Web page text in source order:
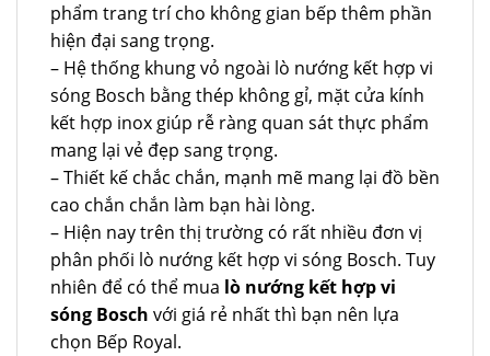
phẩm trang trí cho không gian bếp thêm phần
hiện đại sang trọng.
– Hệ thống khung vỏ ngoài lò nướng kết hợp vi
sóng Bosch bằng thép không gỉ, mặt cửa kính
kết hợp inox giúp rễ ràng quan sát thực phẩm
mang lại vẻ đẹp sang trọng.
– Thiết kế chắc chắn, mạnh mẽ mang lại đồ bền
cao chắn chắn làm bạn hài lòng.
– Hiện nay trên thị trường có rất nhiều đơn vị
phân phối lò nướng kết hợp vi sóng Bosch. Tuy
nhiên để có thể mua lò nướng kết hợp vi
sóng Bosch với giá rẻ nhất thì bạn nên lựa
chọn Bếp Royal.